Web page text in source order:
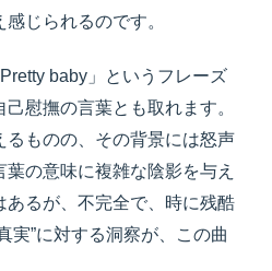
じられるのです。
baby」というフレーズ
慰撫の言葉とも取れます。
るものの、その背景には怒声
の意味に複雑な陰影を与え
あるが、不完全で、時に残酷
実”に対する洞察が、この曲